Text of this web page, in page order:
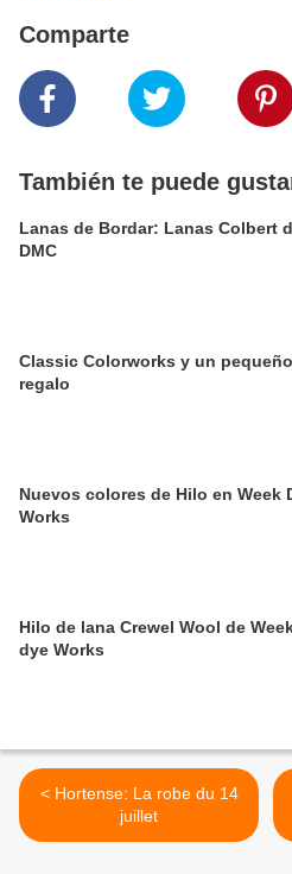
Comparte
También te puede
Lanas de Bordar: Lanas Colbert
DMC
Classic Colorworks y un pequeño
regalo
Nuevos colores de Hilo en Week
Works
Hilo de lana Crewel Wool de
dye Works
< Hortense: La robe du 14
juillet